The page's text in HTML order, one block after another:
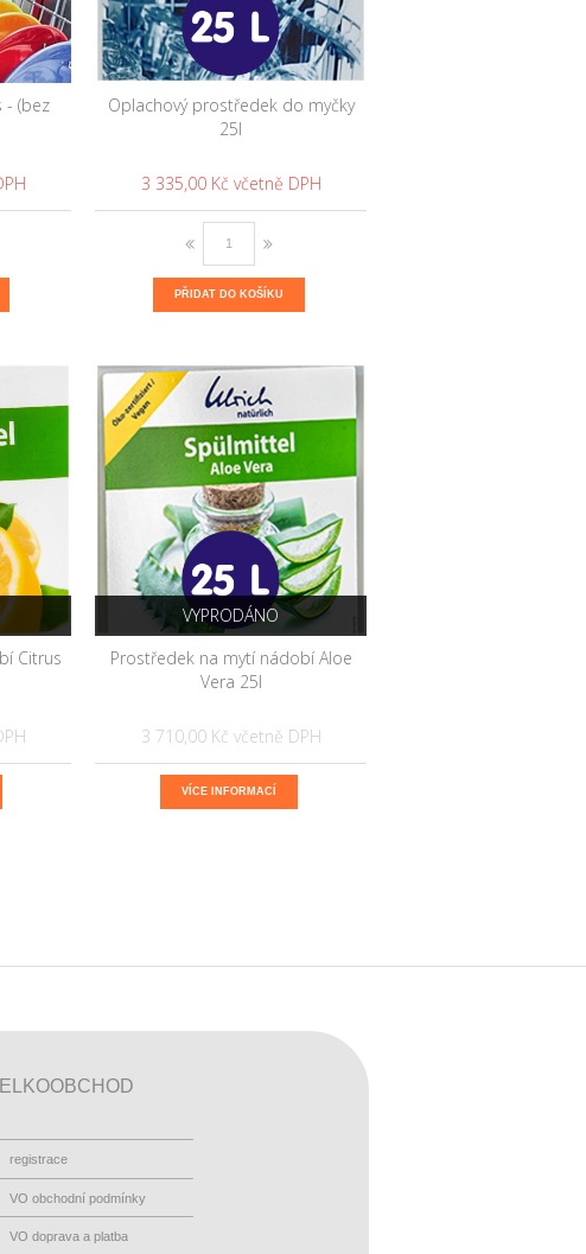
- (bez
Oplachový prostředek do myčky
25l
3 335,00 Kč
PŘIDAT DO KOŠÍKU
Citrus
VYPRODÁNO
Prostředek na mytí nádobí Aloe
Vera 25l
3 710,00 Kč
VÍCE INFORMACÍ
registrace
VO obchodní podmínky
VO doprava a platba